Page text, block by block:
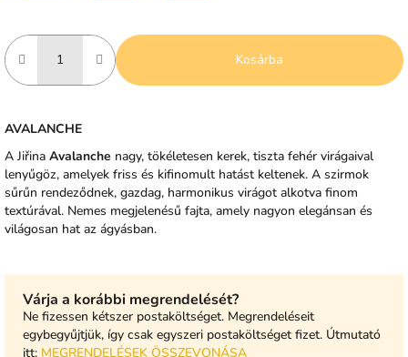
Kosárba
AVALANCHE
A Jiřina Avalanche nagy, tökéletesen kerek, tiszta fehér virágaival
lenyűgöz, amelyek friss és kifinomult hatást keltenek. A szirmok
sűrűn rendeződnek, gazdag, harmonikus virágot alkotva finom
textúrával. Nemes megjelenésű fajta, amely nagyon elegánsan és
világosan hat az ágyásban.
Várja a korábbi megrendelését?
Ne fizessen kétszer postaköltséget. Megrendeléseit
egybegyűjtjük, így csak egyszeri postaköltséget fizet. Útmutató
itt: MEGRENDELÉSEK ÖSSZEVONÁSA